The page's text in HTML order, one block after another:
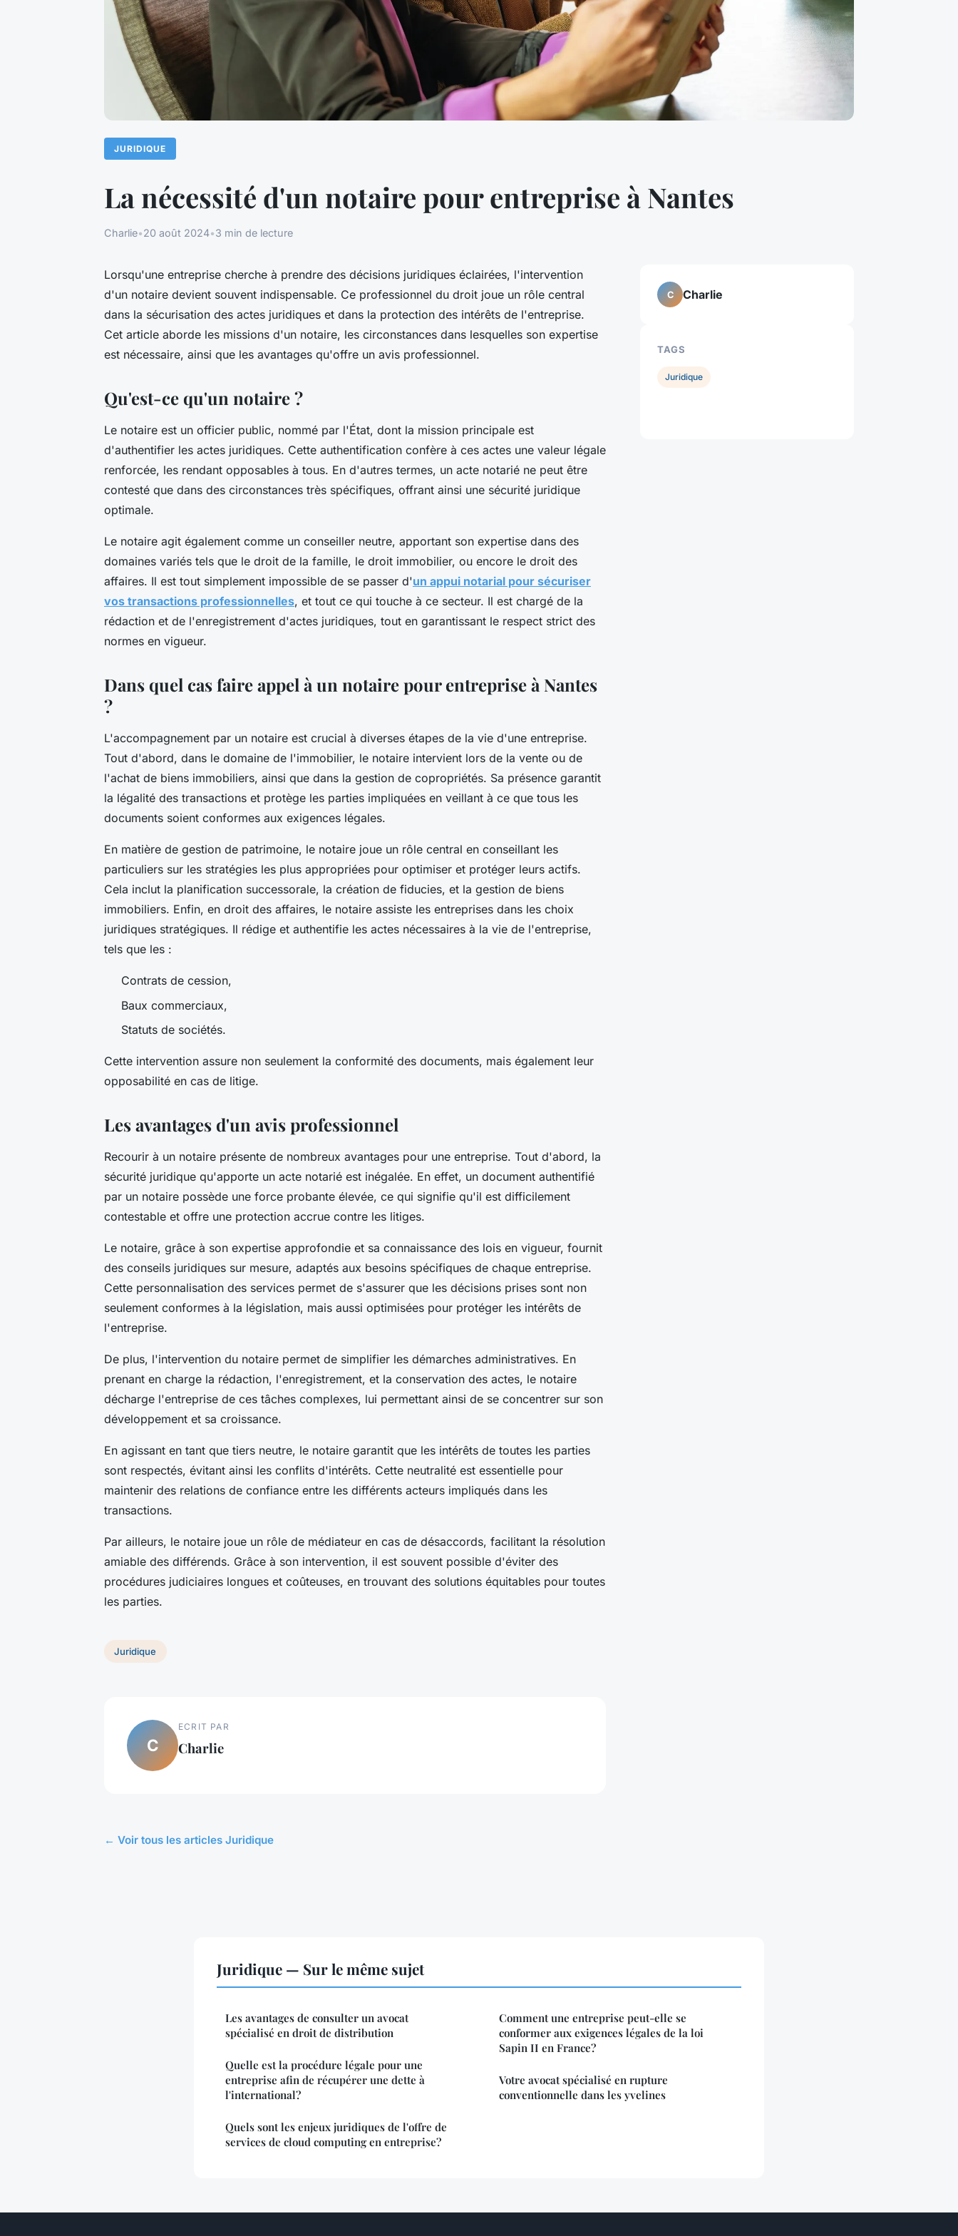
JURIDIQUE
La nécessité d'un notaire pour entreprise à Nantes
Charlie•20 août 2024•3 min de lecture
Lorsqu'une entreprise cherche à prendre des décisions juridiques éclairées, l'intervention
d'un notaire devient souvent indispensable. Ce professionnel du droit joue un rôle central
dans la sécurisation des actes juridiques et dans la protection des intérêts de l'entreprise.
Cet article aborde les missions d'un notaire, les circonstances dans lesquelles son expertise
est nécessaire, ainsi que les avantages qu'offre un avis professionnel.
Qu'est-ce qu'un notaire ?
Le notaire est un officier public, nommé par l'État, dont la mission principale est
d'authentifier les actes juridiques. Cette authentification confère à ces actes une valeur légale
renforcée, les rendant opposables à tous. En d'autres termes, un acte notarié ne peut être
contesté que dans des circonstances très spécifiques, offrant ainsi une sécurité juridique
optimale.
Le notaire agit également comme un conseiller neutre, apportant son expertise dans des
domaines variés tels que le droit de la famille, le droit immobilier, ou encore le droit des
affaires. Il est tout simplement impossible de se passer d'un appui notarial pour sécuriser
vos transactions professionnelles, et tout ce qui touche à ce secteur. Il est chargé de la
rédaction et de l'enregistrement d'actes juridiques, tout en garantissant le respect strict des
normes en vigueur.
Dans quel cas faire appel à un notaire pour entreprise à Nantes
?
L'accompagnement par un notaire est crucial à diverses étapes de la vie d'une entreprise.
Tout d'abord, dans le domaine de l'immobilier, le notaire intervient lors de la vente ou de
l'achat de biens immobiliers, ainsi que dans la gestion de copropriétés. Sa présence garantit
la légalité des transactions et protège les parties impliquées en veillant à ce que tous les
documents soient conformes aux exigences légales.
En matière de gestion de patrimoine, le notaire joue un rôle central en conseillant les
particuliers sur les stratégies les plus appropriées pour optimiser et protéger leurs actifs.
Cela inclut la planification successorale, la création de fiducies, et la gestion de biens
immobiliers. Enfin, en droit des affaires, le notaire assiste les entreprises dans les choix
juridiques stratégiques. Il rédige et authentifie les actes nécessaires à la vie de l'entreprise,
tels que les :
Contrats de cession,
Baux commerciaux,
Statuts de sociétés.
Cette intervention assure non seulement la conformité des documents, mais également leur
opposabilité en cas de litige.
Les avantages d'un avis professionnel
Recourir à un notaire présente de nombreux avantages pour une entreprise. Tout d'abord, la
sécurité juridique qu'apporte un acte notarié est inégalée. En effet, un document authentifié
par un notaire possède une force probante élevée, ce qui signifie qu'il est difficilement
contestable et offre une protection accrue contre les litiges.
Le notaire, grâce à son expertise approfondie et sa connaissance des lois en vigueur, fournit
des conseils juridiques sur mesure, adaptés aux besoins spécifiques de chaque entreprise.
Cette personnalisation des services permet de s'assurer que les décisions prises sont non
seulement conformes à la législation, mais aussi optimisées pour protéger les intérêts de
l'entreprise.
De plus, l'intervention du notaire permet de simplifier les démarches administratives. En
prenant en charge la rédaction, l'enregistrement, et la conservation des actes, le notaire
décharge l'entreprise de ces tâches complexes, lui permettant ainsi de se concentrer sur son
développement et sa croissance.
En agissant en tant que tiers neutre, le notaire garantit que les intérêts de toutes les parties
sont respectés, évitant ainsi les conflits d'intérêts. Cette neutralité est essentielle pour
maintenir des relations de confiance entre les différents acteurs impliqués dans les
transactions.
Par ailleurs, le notaire joue un rôle de médiateur en cas de désaccords, facilitant la résolution
amiable des différends. Grâce à son intervention, il est souvent possible d'éviter des
procédures judiciaires longues et coûteuses, en trouvant des solutions équitables pour toutes
les parties.
Juridique
C
ECRIT PAR
Charlie
← Voir tous les articles Juridique
C Charlie
TAGS
Juridique
Juridique — Sur le même sujet
Les avantages de consulter un avocat
spécialisé en droit de distribution
Quelle est la procédure légale pour une
entreprise afin de récupérer une dette à
l'international?
Quels sont les enjeux juridiques de l'offre de
services de cloud computing en entreprise?
Comment une entreprise peut-elle se
conformer aux exigences légales de la loi
Sapin II en France?
Votre avocat spécialisé en rupture
conventionnelle dans les yvelines